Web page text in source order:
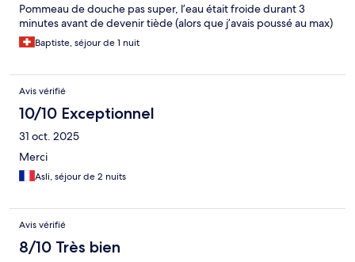
Pommeau de douche pas super, l’eau était froide durant 3
minutes avant de devenir tiède (alors que j’avais poussé au max)
Baptiste, séjour de 1 nuit
Avis vérifié
10/10 Exceptionnel
31 oct. 2025
Merci
Asli, séjour de 2 nuits
Avis vérifié
8/10 Très bien